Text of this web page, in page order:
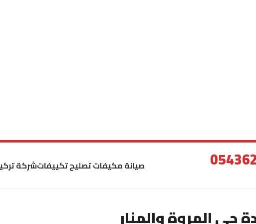
صيانة مكيفات تصليح تكييفاتشركة
المروة والمنار